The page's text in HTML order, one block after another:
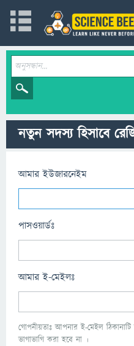
নতুন সদস্য হিসাবে
আমার ইউজারনেইম
পাসওয়ার্ডঃ
আমার ই-মেইলঃ
গোপনীয়তাঃ আপনার ই-মেইল
ভাগাভাগি করা হবে না ।